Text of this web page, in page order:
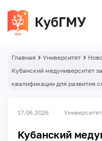
Главная Университет
Кубанский медуниверситет
квалификации для развития
17.06.2026 Университет
Кубанский